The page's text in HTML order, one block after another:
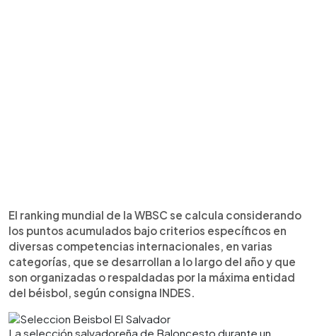
El ranking mundial de la WBSC se calcula considerando
los puntos acumulados bajo criterios específicos en
diversas competencias internacionales, en varias
categorías, que se desarrollan a lo largo del año y que
son organizadas o respaldadas por la máxima entidad
del béisbol, según consigna INDES.
La selección salvadoreña de Baloncesto durante un